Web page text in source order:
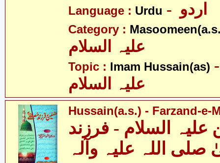
Language : Urdu
Category :
Topic : Imam Hussain(as)
علیہ السلام
Hussain(a.s.) - Farzand-e-
السلام - فرزند
اللہ علیہ وآلہ